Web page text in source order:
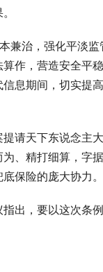
兼治，强化平淡监
作，营造安全平
息期间，切实提
请天下东说念主
、精打细算，字
保险的庞大协力。
出，要以这次条